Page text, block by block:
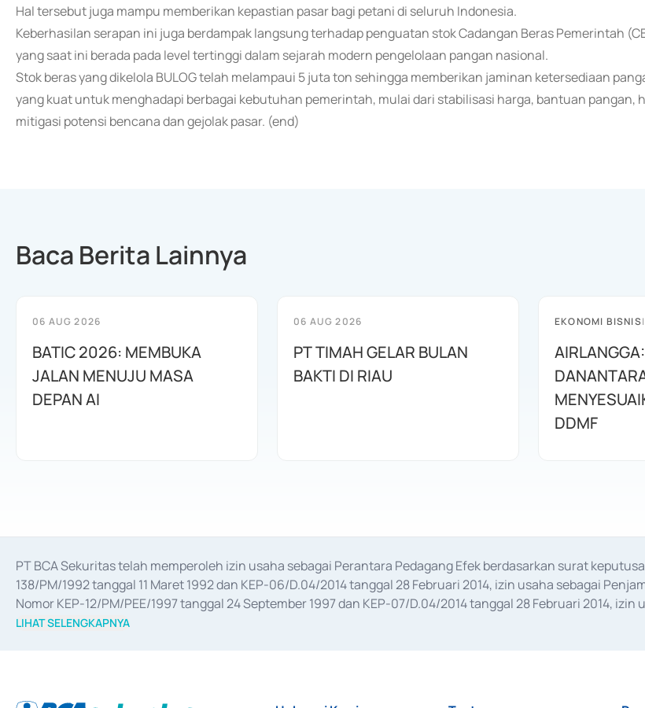
Hal tersebut juga mampu memberikan kepastian pasar bagi petani di seluruh Indonesia.
Keberhasilan serapan ini juga berdampak langsung terhadap penguatan stok Cadangan Beras Pemerintah
yang saat ini berada pada level tertinggi dalam sejarah modern pengelolaan pangan nasional.
Stok beras yang dikelola BULOG telah melampaui 5 juta ton sehingga memberikan jaminan ketersediaan
yang kuat untuk menghadapi berbagai kebutuhan pemerintah, mulai dari stabilisasi harga, bantuan pangan,
mitigasi potensi bencana dan gejolak pasar. (end)
Baca Berita Lainnya
06 AUG 2026
BATIC 2026: MEMBUKA
JALAN MENUJU MASA
DEPAN AI
06 AUG 2026
PT TIMAH GELAR BULAN
BAKTI DI RIAU
EKONOMI BISNIS|
DDMF
PT BCA Sekuritas telah memperoleh izin usaha sebagai Perantara Pedagang Efek berdasarkan surat
138/PM/1992 tanggal 11 Maret 1992 dan KEP-06/D.04/2014 tanggal 28 Februari 2014, izin usaha sebagai
Nomor KEP-12/PM/PEE/1997 tanggal 24 September 1997 dan KEP-07/D.04/2014 tanggal 28 Februari 2014,
merger, akuisisi, divestasi, dan
LIHAT SELENGKAPNYA